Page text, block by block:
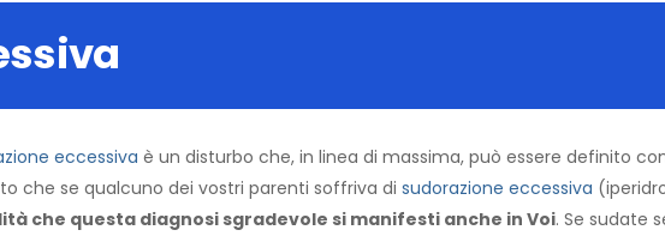
eccessiva è un disturbo che, in linea di massima, può essere definito
che se qualcuno dei vostri parenti soffriva di sudorazione eccessiva
che questa diagnosi sgradevole si manifesti anche in Voi. Se sudate